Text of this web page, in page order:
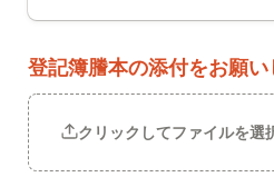
登記簿謄本の添付をお願い
クリックしてファイルを選